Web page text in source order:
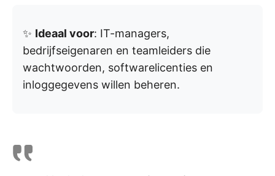
✨ Ideaal voor: IT-managers,
bedrijfseigenaren en teamleiders die
wachtwoorden, softwarelicenties en
inloggegevens willen beheren.